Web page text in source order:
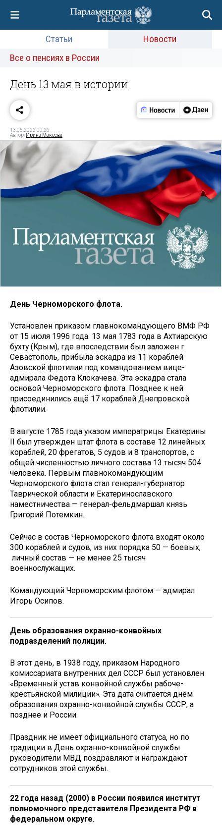
Статьи
Новости
Все о пенсиях в России
День 13 мая в истории
13.05.2022 00:26
Автор: Ирина Макеева
День Черноморского флота.
Установлен приказом глав­нокомандующего ВМФ РФ
от 15 июля 1996 года. 13 мая 1783 года в Ахтиарскую
бухту (Крым), где впоследствии был заложен г.
Севастополь, прибыла эскадра из 11 кораблей
Азовской флотилии под командованием вице-
адмирала Федота Клокачева. Эта эскадра стала
основой Черноморского флота. Позднее к ней
присоединились ещё 17 кораблей Днепровской
флотилии.
В августе 1785 года указом императрицы Екатерины
II был утвержден штат флота в составе 12 линейных
кораблей, 20 фрегатов, 5 судов и 8 транспортов, с
общей численностью личного состава 13 тысяч 504
человека. Первым главнокомандующим
Черноморского флота стал генерал-губернатор
Таврической области и Екатеринославского
наместничества — генерал-фельдмаршал князь
Григорий Потемкин.
Сейчас в состав Черноморского флота входят около
300 кораблей и судов, из них порядка 50 — боевых,
личный состав — не менее 25 тысяч
военнослужащих.
Командующий Черноморским флотом — адмирал
Игорь Осипов.
День образования охранно-конвойных
подразделений полиции.
В этот день, в 1938 году, приказом Народного
комиссариата внутренних дел СССР был установлен
«Временный устав конвойной службы рабоче-
крестьянской милиции». Эта дата считается днём
образования охранно-конвойной службы СССР, а
позднее и России.
Праздник не имеет официального статуса, но по
традиции в День охранно-конвойной службы
руководители МВД поздравляют и награждают
сотрудников этой службы.
22 года назад (2000) в России появился институт
полномочного представителя Президента РФ в
федеральном округе.